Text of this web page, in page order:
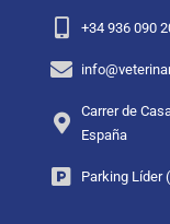
+34 936 090
Carrer de
España
Parking Líder